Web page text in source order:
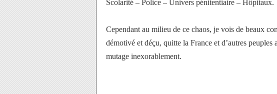
Scolarité – Police – Univers pénitentiaire – Hôpitaux.
Cependant au milieu de ce chaos, je vois de beaux
démotivé et déçu, quitte la France et d’autres peuples
mutage inexorablement.